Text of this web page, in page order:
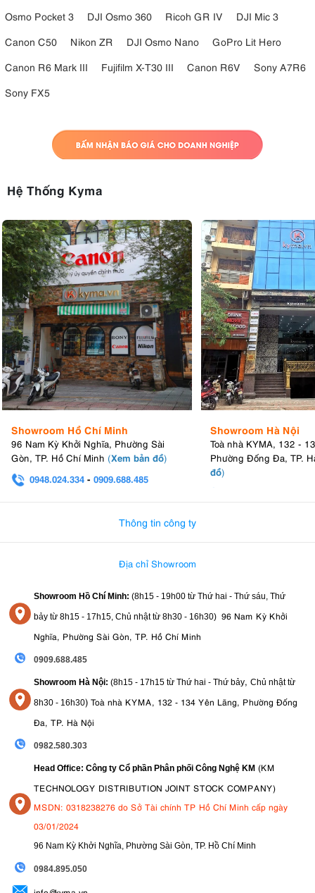
Osmo Pocket 3
DJI Osmo 360 Ricoh GR IV
DJI Mic 3
Canon C50
Nikon ZR DJI Osmo Nano
GoPro Lit Hero
Canon R6 Mark III
Fujifilm X-T30 III Canon R6V
Sony A7R6
Sony FX5
Hệ Thống Kyma
Showroom Hồ Chí Minh
96 Nam Kỳ Khởi Nghĩa, Phường Sài
Gòn, TP. Hồ Chí Minh (Xem bản đồ)
0948.024.334 - 0909.688.485
Showroom Hà Nội
Toà nhà KYMA, 132 -
Phường Đống Đa, TP.
đồ)
Thông tin công ty
Địa chỉ Showroom
Showroom Hồ Chí Minh: (8h15 - 19h00 từ Thứ hai - Thứ sáu, Thứ
bảy từ 8h15 - 17h15, Chủ nhật từ 8h30 - 16h30) 96 Nam Kỳ Khởi
Nghĩa, Phường Sài Gòn, TP. Hồ Chí Minh
0909.688.485
Showroom Hà Nội: (8h15 - 17h15 từ Thứ hai - Thứ bảy, Chủ nhật từ
8h30 - 16h30) Toà nhà KYMA, 132 - 134 Yên Lãng, Phường Đống
Đa, TP. Hà Nội
0982.580.303
Head Office: Công ty Cổ phần Phân phối Công Nghệ KM (KM
TECHNOLOGY DISTRIBUTION JOINT STOCK COMPANY)
MSDN: 0318238276 do Sở Tài chính TP Hồ Chí Minh cấp ngày
03/01/2024
96 Nam Kỳ Khởi Nghĩa, Phường Sài Gòn, TP. Hồ Chí Minh
0984.895.050